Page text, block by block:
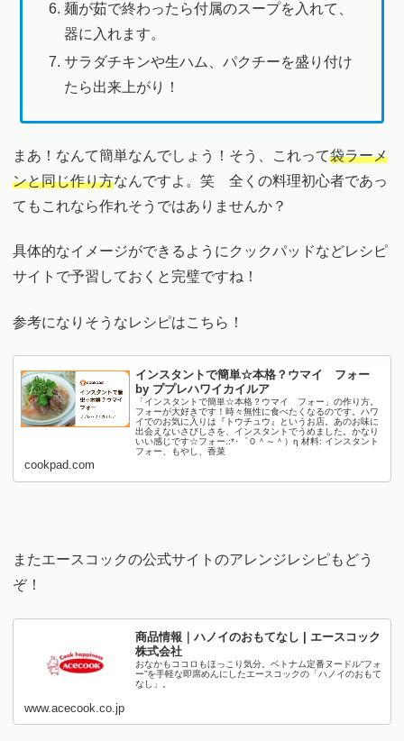
麺が茹で終わったら付属のスープを入れて、
器に入れます。
サラダチキンや生ハム、パクチーを盛り付け
たら出来上がり！
まあ！なんて簡単なんでしょう！そう、これって袋ラーメ
ンと同じ作り方なんですよ。笑 全くの料理初心者であっ
てもこれなら作れそうではありませんか？
具体的なイメージができるようにクックパッドなどレシピ
サイトで予習しておくと完璧ですね！
参考になりそうなレシピはこちら！
インスタントで簡単☆本格？ウマイ フォー
by ププレハワイカイルア
「インスタントで簡単☆本格？ウマイ フォー」の作り方。
フォーが大好きです！時々無性に食べたくなるのです。ハワ
イでのお気に入りは『トウチュウ』というお店。あのお味に
出会えないさびしさを、インスタントでうめました。かなり
いい感じです☆フォー.:*･゜０＾～＾）η 材料: インスタント
フォー、もやし、香菜
cookpad.com
またエースコックの公式サイトのアレンジレシピもどう
ぞ！
商品情報｜ハノイのおもてなし | エースコック
株式会社
おなかもココロもほっこり気分。ベトナム定番ヌードル“フォ
ー”を手軽な即席めんにしたエースコックの「ハノイのおもて
なし」。
www.acecook.co.jp